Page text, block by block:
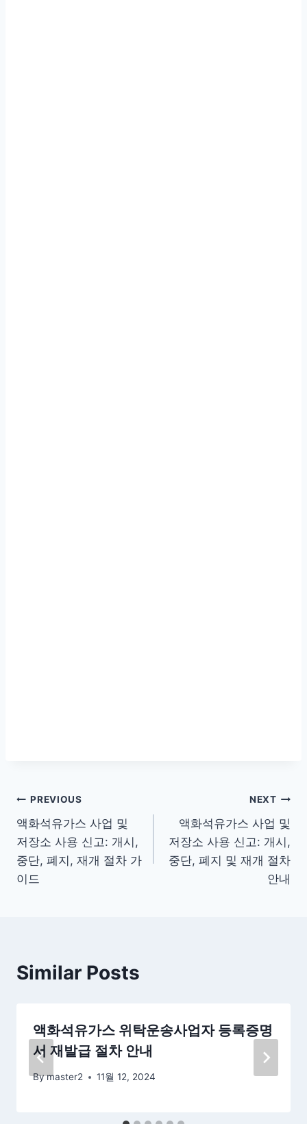
글
탐
색
PREVIOUS
액화석유가스 사업 및
저장소 사용 신고: 개시,
중단, 폐지, 재개 절차 가
이드
NEXT
액화석유가스 사업 및
저장소 사용 신고: 개시,
중단, 폐지 및 재개 절차
안내
Similar Posts
액화석유가스 위탁운송사업자 등록증명
서 재발급 절차 안내
Bymaster2 11월 12, 2024